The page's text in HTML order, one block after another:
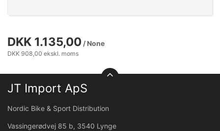
DKK 1.135,00 / None
DKK 908,00 ekskl. moms
JT Import ApS
Nordic Bike & Sport Distribution
Vassingerødvej 85 b, 3540 Lynge